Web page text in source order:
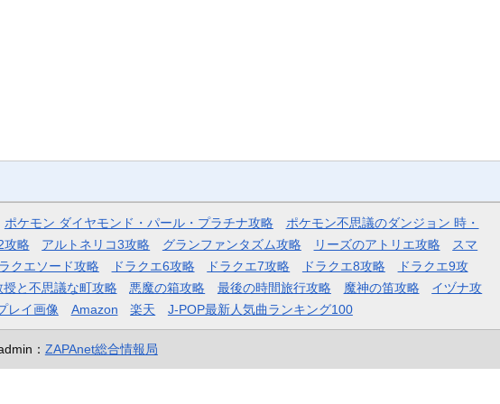
ポケモン ダイヤモンド・パール・プラチナ攻略
ポケモン不思議のダンジョン 時・
攻略 アルトネリコ3攻略 グランファンタズム攻略 リーズのアトリエ攻略
スマ
クエソード攻略 ドラクエ6攻略 ドラクエ7攻略 ドラクエ8攻略
ドラクエ9攻
授と不思議な町攻略 悪魔の箱攻略 最後の時間旅行攻略 魔神の笛攻略
イヅナ攻
レイ画像 Amazon 楽天 J-POP最新人気曲ランキング100
： ZAPAnet総合情報局